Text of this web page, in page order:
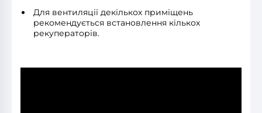
Для вентиляції декількох приміщень
рекомендується встановлення кількох
рекуператорів.